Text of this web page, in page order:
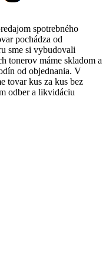
spotrebného
pochádza od
sme si vybudovali
tonerov máme skladom a
od objednania. V
tovar kus za kus bez
odber a likvidáciu